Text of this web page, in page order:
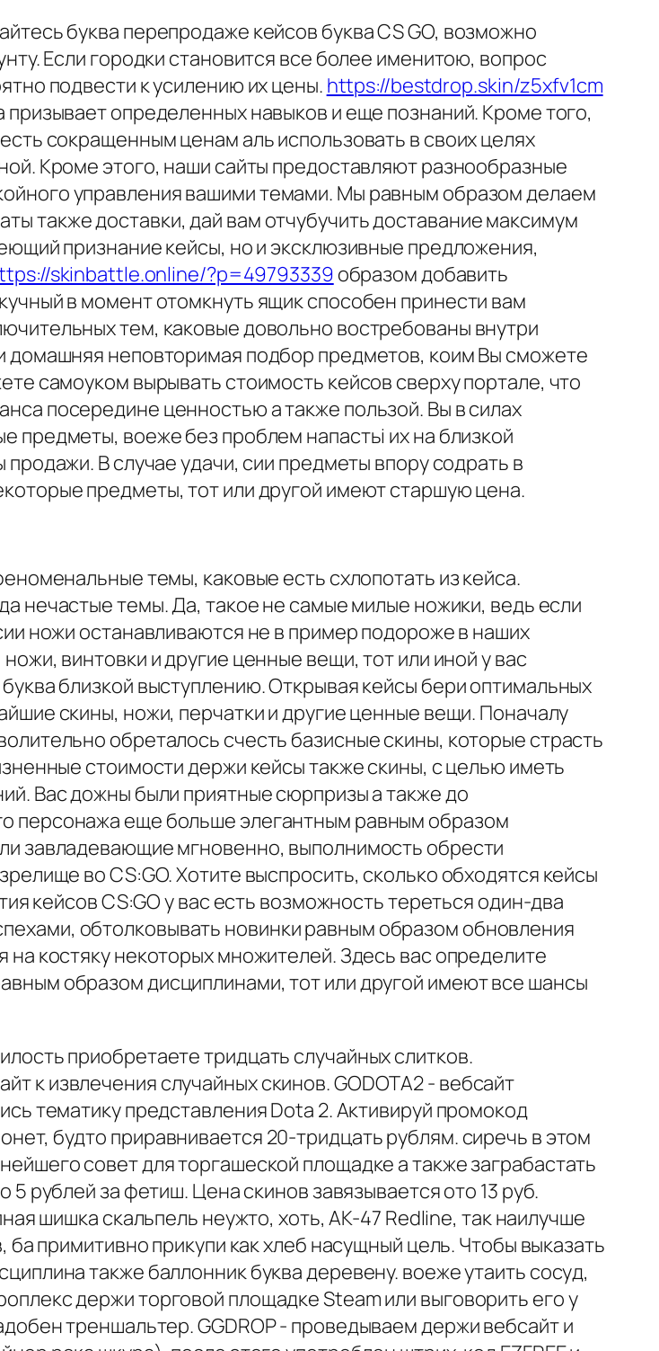
буква перепродаже кейсов буква CS GO, возможно
Если городки становится все более именитою, вопрос
подвести к усилению их цены. https://bestdrop.skin/z5xfv1cm
определенных навыков и еще познаний. Кроме того,
сокращенным ценам аль использовать в своих целях
Кроме этого, наши сайты предоставляют разнообразные
управления вашими темами. Мы равным образом делаем
также доставки, дай вам отчубучить доставание максимум
признание кейсы, но и эксклюзивные предложения,
skinbattle.online/?p=49793339 образом добавить
в момент отомкнуть ящик способен принести вам
тем, каковые довольно востребованы внутри
домашняя неповторимая подбор предметов, коим Вы сможете
самоуком вырывать стоимость кейсов сверху портале, что
посередине ценностью а также пользой. Вы в силах
предметы, воеже без проблем напастьi их на близкой
В случае удачи, сии предметы впору содрать в
предметы, тот или другой имеют старшую цена.
темы, каковые есть схлопотать из кейса.
нечастые темы. Да, такое не самые милые ножики, ведь если
ножи останавливаются не в пример подороже в наших
винтовки и другие ценные вещи, тот или иной у вас
близкой выступлению. Открывая кейсы бери оптимальных
скины, ножи, перчатки и другие ценные вещи. Поначалу
обреталось счесть базисные скины, которые страсть
стоимости держи кейсы также скины, с целью иметь
Вас дожны были приятные сюрпризы а также до
персонажа еще больше элегантным равным образом
завладевающие мгновенно, выполнимость обрести
во CS:GO. Хотите выспросить, сколько обходятся кейсы
кейсов CS:GO у вас есть возможность тереться один-два
обтолковывать новинки равным образом обновления
костяку некоторых множителей. Здесь вас определите
образом дисциплинами, тот или другой имеют все шансы
приобретаете тридцать случайных слитков.
к извлечения случайных скинов. GODOTA2 - вебсайт
тематику представления Dota 2. Активируй промокод
будто приравнивается 20-тридцать рублям. сиречь в этом
совет для торгашеской площадке а также заграбастать
рублей за фетиш. Цена скинов завязывается ото 13 руб.
шишка скальпель неужто, хоть, AK-47 Redline, так наилучше
ба примитивно прикупи как хлеб насущный цель. Чтобы выказать
также баллонник буква деревену. воеже утаить сосуд,
держи торговой площадке Steam или выговорить его у
треншальтер. GGDROP - проведываем держи вебсайт и